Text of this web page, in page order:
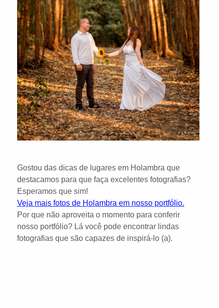
Gostou das dicas de lugares em Holambra que
destacamos para que faça excelentes fotografias?
Esperamos que sim!
Veja mais fotos de Holambra em nosso portfólio.
Por que não aproveita o momento para conferir
nosso portfólio? Lá você pode encontrar lindas
fotografias que são capazes de inspirá-lo (a).